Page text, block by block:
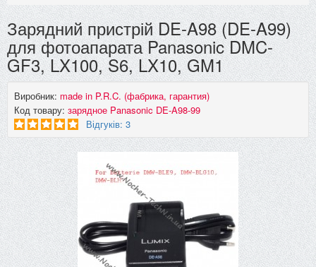
Зарядний пристрій DE-A98 (DE-A99)
для фотоапарата Panasonic DMC-
GF3, LX100, S6, LX10, GM1
Виробник: made in P.R.C. (фабрика, гарантия)
Код товару: зарядное Panasonic DE-A98-99
Відгуків: 3